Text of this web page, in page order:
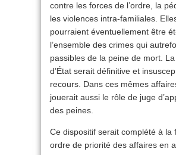
contre les forces de l’ordre, la
les violences intra-familiales.
pourraient éventuellement être
l’ensemble des crimes qui
passibles de la peine de mort.
d’État serait définitive et
recours. Dans ces mêmes
jouerait aussi le rôle de juge
des peines.
Ce dispositif serait complété à la
ordre de priorité des affaires en